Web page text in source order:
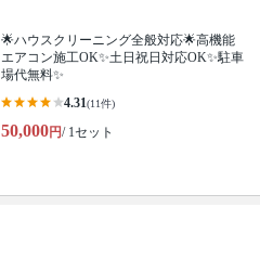
🌟ハウスクリーニング全般対応🌟高機能
エアコン施工OK✨土日祝日対応OK✨駐車
場代無料✨
4.31(11件)
50,000円/ 1セット